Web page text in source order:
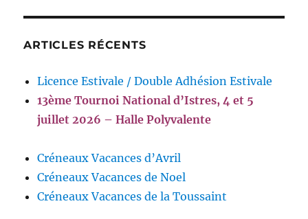
ARTICLES RÉCENTS
Licence Estivale / Double Adhésion Estivale
13ème Tournoi National d’Istres, 4 et 5
juillet 2026 – Halle Polyvalente
Créneaux Vacances d’Avril
Créneaux Vacances de Noel
Créneaux Vacances de la Toussaint